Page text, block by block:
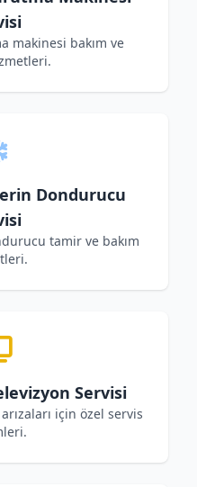
makinesi bakım ve
Dondurucu
tamir ve bakım
Servisi
için özel servis